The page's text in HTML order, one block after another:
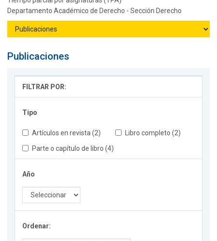
Departamento Académico de Derecho - Sección Derecho
Publicaciones
FILTRAR POR:
Tipo
Artículos en revista (2)
Libro completo (2)
Parte o capítulo de libro (4)
Año
Ordenar: